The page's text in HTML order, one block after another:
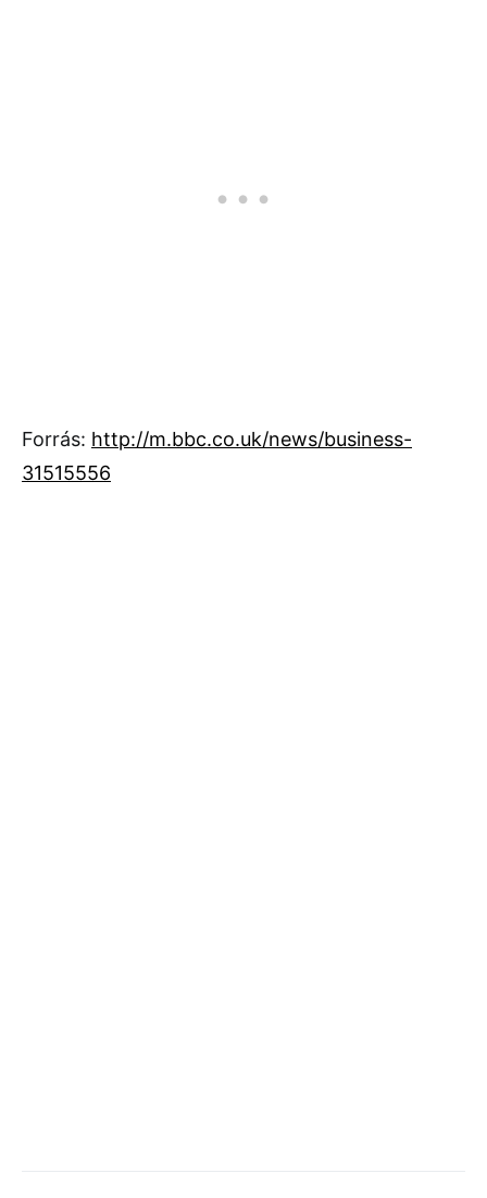
Forrás: http://m.bbc.co.uk/news/business-
31515556